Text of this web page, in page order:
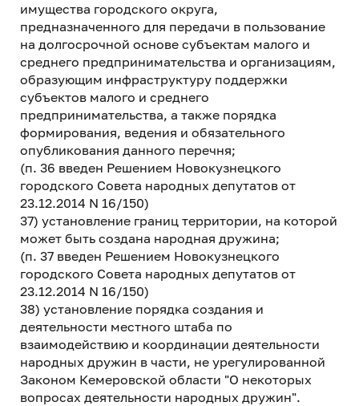
имущества городского округа,
предназначенного для передачи в пользование
на долгосрочной основе субъектам малого и
среднего предпринимательства и организациям,
образующим инфраструктуру поддержки
субъектов малого и среднего
предпринимательства, а также порядка
формирования, ведения и обязательного
опубликования данного перечня;
(п. 36 введен Решением Новокузнецкого
городского Совета народных депутатов от
23.12.2014 N 16/150)
37) установление границ территории, на которой
может быть создана народная дружина;
(п. 37 введен Решением Новокузнецкого
городского Совета народных депутатов от
23.12.2014 N 16/150)
38) установление порядка создания и
деятельности местного штаба по
взаимодействию и координации деятельности
народных дружин в части, не урегулированной
Законом Кемеровской области "О некоторых
вопросах деятельности народных дружин".